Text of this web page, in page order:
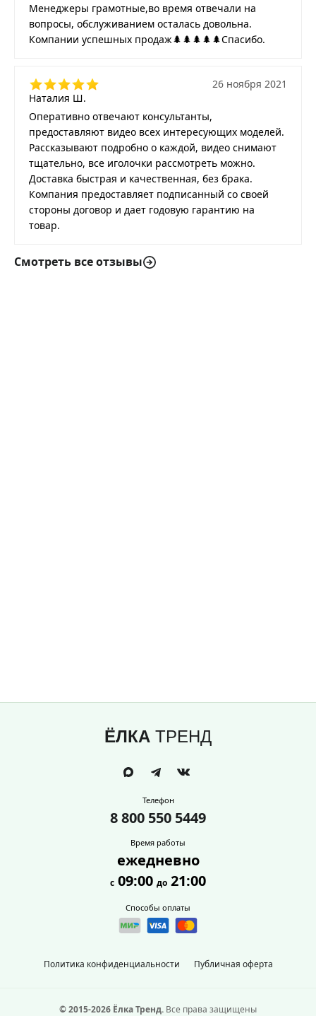
Менеджеры грамотные,во время отвечали на
вопросы, обслуживанием осталась довольна.
Компании успешных продаж🌲🌲🌲🌲🌲Спасибо.
Наталия Ш.
26 ноября 2021
Оперативно отвечают консультанты,
предоставляют видео всех интересующих моделей.
Рассказывают подробно о каждой, видео снимают
тщательно, все иголочки рассмотреть можно.
Доставка быстрая и качественная, без брака.
Компания предоставляет подписанный со своей
стороны договор и дает годовую гарантию на
товар.
Смотреть все отзывы
ЁЛКА ТРЕНД
Политика конфиденциальности Публичная оферта
Телефон
8 800 550 5449
Время работы
ежедневно
с 09:00 до 21:00
Способы оплаты
© 2015-2026 Ёлка Тренд. Все права защищены